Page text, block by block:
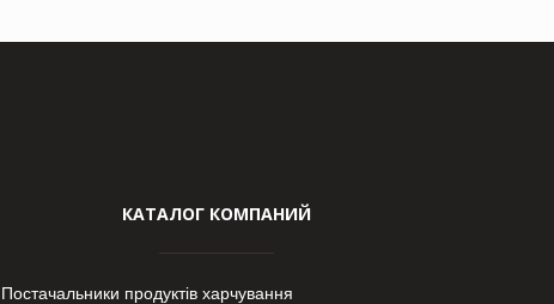
КАТАЛОГ КОМПАНИЙ
Постачальники продуктів харчування